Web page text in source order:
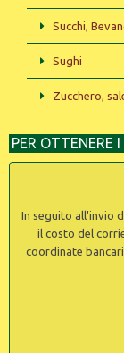
Succhi,
Sughi
Zucchero,
PER OTTENERE
In seguito all'invio
il costo del
coordinate